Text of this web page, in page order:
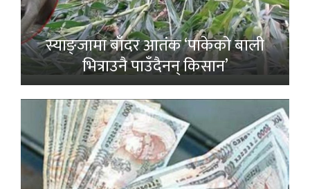
स्याङ्जामा बाँदर आतंक ‘पाकेको बाली
भित्राउनै पाउँदैनन् किसान’